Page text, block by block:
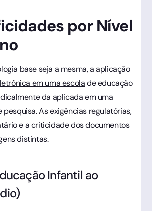
por Nível
base seja a mesma, a aplicação
em uma escolade educação
da aplicada em uma
pesquisa. As exigências regulatórias,
e a criticidade dos documentos
distintas.
Infantil ao